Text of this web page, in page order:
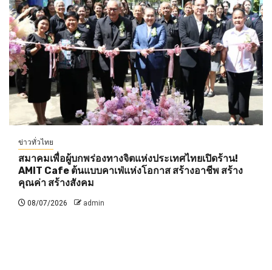
ข่าวทั่วไทย
สมาคมเพื่อผู้บกพร่องทางจิตแห่งประเทศไทยเปิดร้าน!
AMIT Cafe ต้นแบบคาเฟ่แห่งโอกาส สร้างอาชีพ สร้าง
คุณค่า สร้างสังคม
08/07/2026 admin